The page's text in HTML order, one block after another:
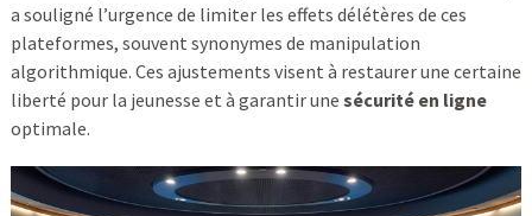
a souligné l’urgence de limiter les effets délétères de ces
plateformes, souvent synonymes de manipulation
algorithmique. Ces ajustements visent à restaurer une certaine
liberté pour la jeunesse et à garantir une sécurité en ligne
optimale.